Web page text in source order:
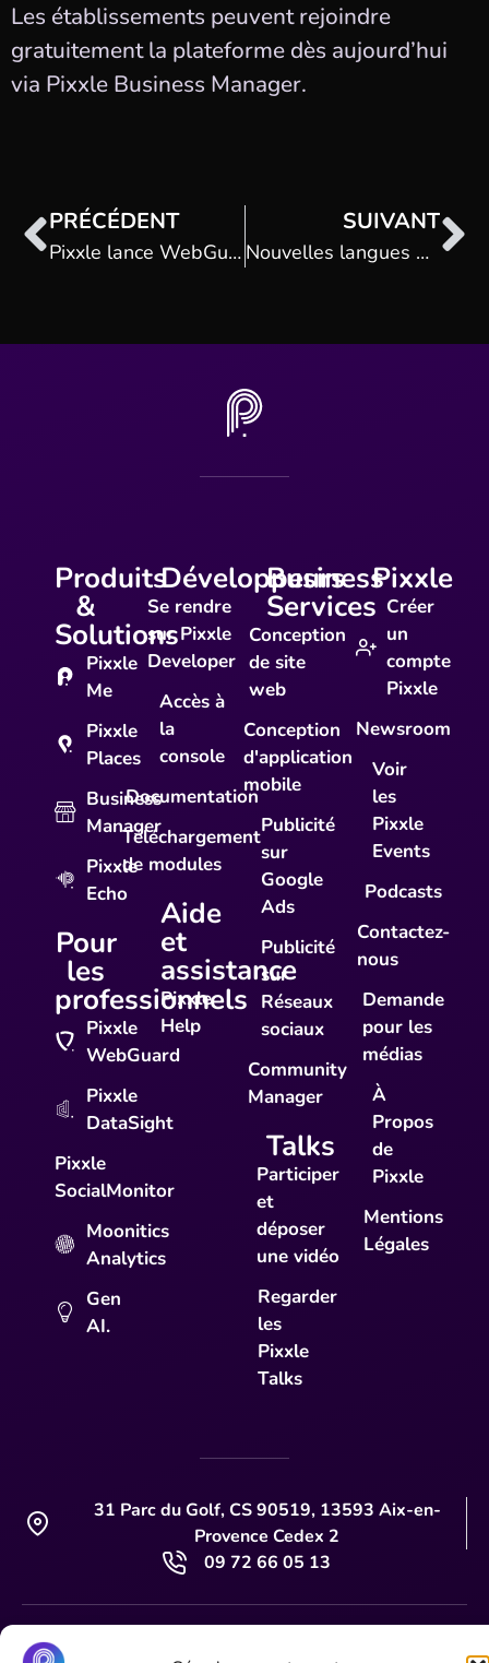
Les établissements peuvent rejoindre
gratuitement la plateforme dès aujourd’hui
via Pixxle Business Manager.
PRÉCÉDENT
Pixxle lance WebGuard : une nouvelle plateforme intelligente de surveillance de sites web
SUIVANT
Nouvelles langues disponibles sur Pixxle Places
Produits
&
Solutions
Pixxle
Me
Pixxle
Places
Business
Manager
Pixxle
Echo
Pour
les
professionnels
Pixxle
WebGuard
Pixxle
DataSight
Pixxle
SocialMonitor
Moonitics
Analytics
Gen
AI.
Développeurs
Se rendre
sur Pixxle
Developer
Accès à
la
console
Documentation
Téléchargement
de modules
Aide
et
assistance
Pixxle
Help
Business
Services
Conception
de site
web
Conception
d'application
mobile
Publicité
sur
Google
Ads
Publicité
sur
Réseaux
sociaux
Community
Manager
Talks
Participer
et
déposer
une vidéo
Regarder
les
Pixxle
Talks
Pixxle
Créer
un
compte
Pixxle
Newsroom
Voir
les
Pixxle
Events
Podcasts
Contactez-
nous
Demande
pour les
médias
À
Propos
de
Pixxle
Mentions
Légales
31 Parc du Golf, CS 90519, 13593 Aix-en-
Provence Cedex 2
09 72 66 05 13